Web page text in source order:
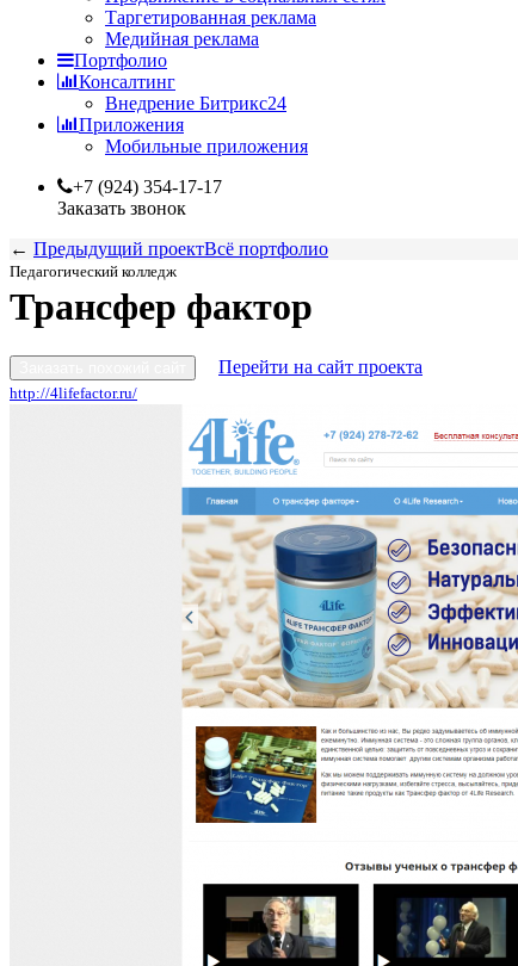
Таргетированная реклама
Медийная реклама
Портфолио
Консалтинг
Внедрение Битрикс24
Приложения
Мобильные приложения
+7 (924) 354-17-17
Заказать звонок
← Предыдущий проект
Педагогический колледж
Всё портфолио
Трансфер фактор
Перейти на сайт проекта
http://4lifefactor.ru/